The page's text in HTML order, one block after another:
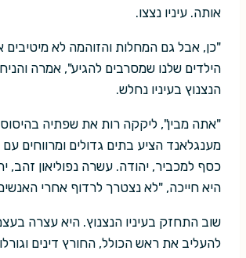
אותה. עיניו נצצו.
"כן, אבל גם המחלות והזוהמה לא מיטיבים
הילדים שלנו שמסרבים להגיע", אמרה
הנצנוץ בעיניו נחלש.
"אתה מבין", ליקקה רות את שפתיה
מענגלאנד הציע בתים גדולים ומרווחים
כסף למכביר, יהודה. עשרה נפוליאון זהב,
היא חייכה, "לא נצטרך לרדוף אחרי
שוב התחזק בעיניו הנצנוץ. היא עצרה
להעליב את ראש הכולל, החורץ דינים